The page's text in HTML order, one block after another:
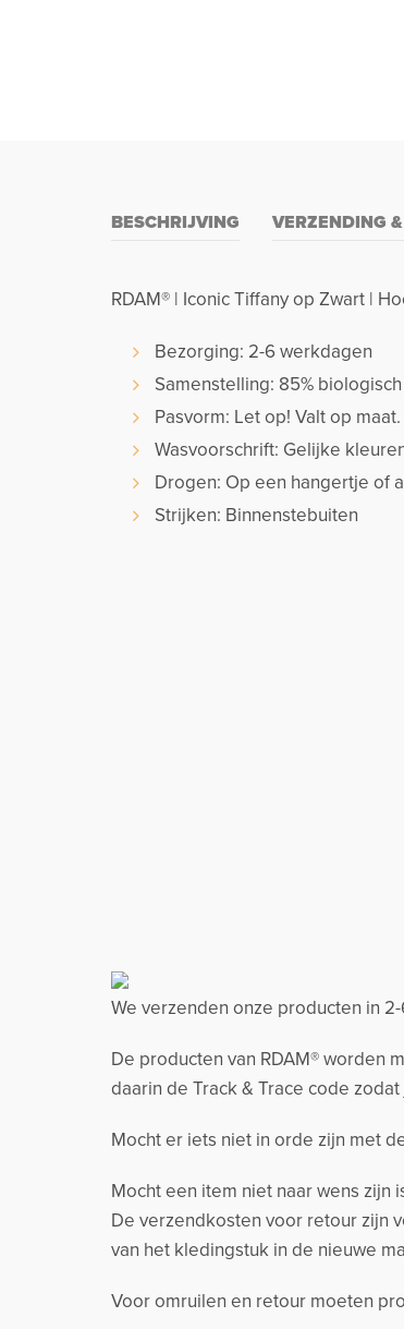
BESCHRIJVING VERZENDING
RDAM® | Iconic Tiffany op Zwart |
Bezorging: 2-6 werkdagen
Samenstelling: 85%
Pasvorm: Let op! Valt op
Wasvoorschrift: Gelijke
Drogen: Op een hangertje of
Strijken: Binnenstebuiten
We verzenden onze producten in
De producten van RDAM® worden
daarin de Track & Trace code
Mocht er iets niet in orde zijn met
Mocht een item niet naar wens zijn
De verzendkosten voor retour zijn
van het kledingstuk in de nieuwe
Voor omruilen en retour moeten